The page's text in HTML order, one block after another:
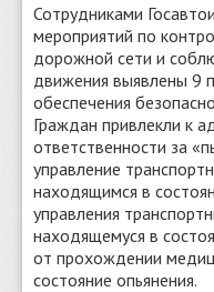
Сотрудниками
мероприятий по
дорожной сети и
движения выявлены 9
обеспечения
Граждан привлекли к
ответственности за
управление
находящимся в
управления
находящемуся в
от прохождении
состояние опьянения.